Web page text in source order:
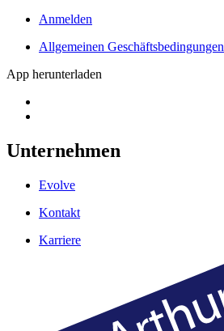
Anmelden
Allgemeinen Geschäftsbedingungen
App herunterladen
Unternehmen
Evolve
Kontakt
Karriere